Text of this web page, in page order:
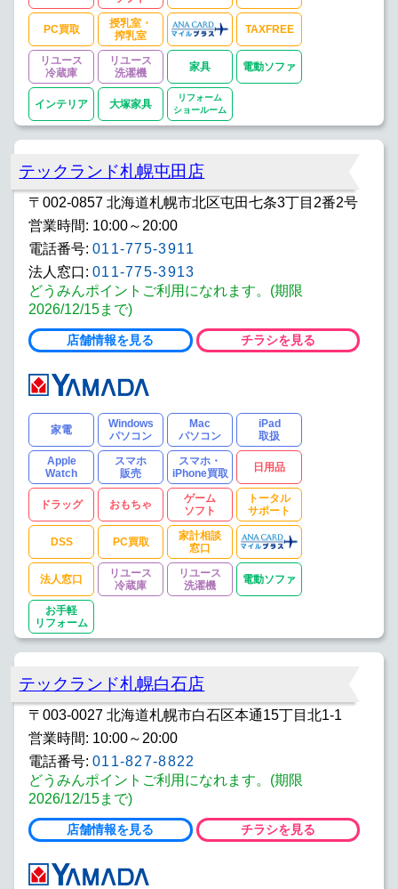
PC買取
授乳室・
搾乳室
TAXFREE
リユース
冷蔵庫
リユース
洗濯機
家具 電動ソファ
インテリア 大塚家具
リフォーム
ショールーム
テックランド札幌屯田店
〒002-0857 北海道札幌市北区屯田七条3丁目2番2号
営業時間: 10:00～20:00
電話番号: 011-775-3911
法人窓口: 011-775-3913
どうみんポイントご利用になれます。(期限
2026/12/15まで)
店舗情報を見る チラシを見る
家電
Windows
パソコン
Mac
パソコン
iPad
取扱
Apple
Watch
スマホ
販売
スマホ・
iPhone買取
日用品
ドラッグ おもちゃ
ゲーム
ソフト
トータル
サポート
DSS PC買取
家計相談
窓口
法人窓口
リユース
冷蔵庫
リユース
洗濯機
電動ソファ
お手軽
リフォーム
テックランド札幌白石店
〒003-0027 北海道札幌市白石区本通15丁目北1-1
営業時間: 10:00～20:00
電話番号: 011-827-8822
どうみんポイントご利用になれます。(期限
2026/12/15まで)
店舗情報を見る チラシを見る